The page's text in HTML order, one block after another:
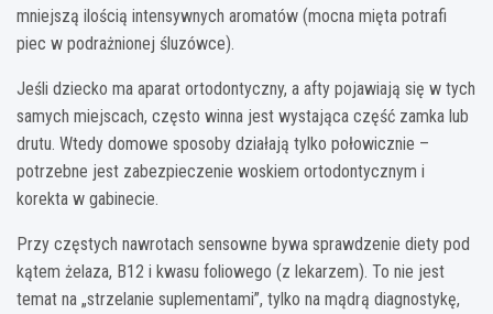
mniejszą ilością intensywnych aromatów (mocna mięta potrafi
piec w podrażnionej śluzówce).
Jeśli dziecko ma aparat ortodontyczny, a afty pojawiają się w tych
samych miejscach, często winna jest wystająca część zamka lub
drutu. Wtedy domowe sposoby działają tylko połowicznie –
potrzebne jest zabezpieczenie woskiem ortodontycznym i
korekta w gabinecie.
Przy częstych nawrotach sensowne bywa sprawdzenie diety pod
kątem żelaza, B12 i kwasu foliowego (z lekarzem). To nie jest
temat na „strzelanie suplementami”, tylko na mądrą diagnostykę,